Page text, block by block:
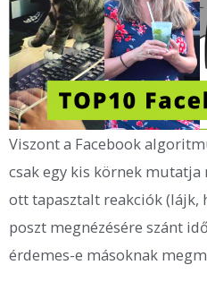
Viszont a Facebook
csak egy kis körnek mutatja
ott tapasztalt reakciók (lájk,
poszt megnézésére szánt
érdemes-e másoknak